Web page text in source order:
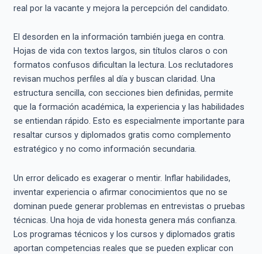
real por la vacante y mejora la percepción del candidato.
El desorden en la información también juega en contra.
Hojas de vida con textos largos, sin títulos claros o con
formatos confusos dificultan la lectura. Los reclutadores
revisan muchos perfiles al día y buscan claridad. Una
estructura sencilla, con secciones bien definidas, permite
que la formación académica, la experiencia y las habilidades
se entiendan rápido. Esto es especialmente importante para
resaltar cursos y diplomados gratis como complemento
estratégico y no como información secundaria.
Un error delicado es exagerar o mentir. Inflar habilidades,
inventar experiencia o afirmar conocimientos que no se
dominan puede generar problemas en entrevistas o pruebas
técnicas. Una hoja de vida honesta genera más confianza.
Los programas técnicos y los cursos y diplomados gratis
aportan competencias reales que se pueden explicar con